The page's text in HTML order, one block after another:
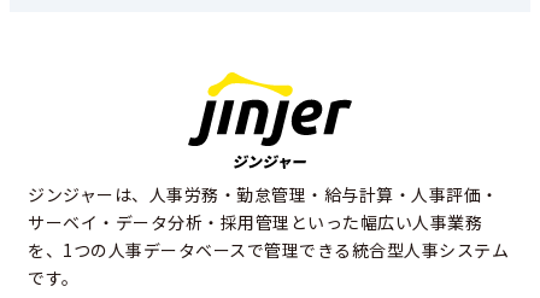
ジンジャーは、人事労務・勤怠管理・給与計算・人事評価・
サーベイ・データ分析・採用管理といった幅広い人事業務
を、1つの人事データベースで管理できる統合型人事システム
です。